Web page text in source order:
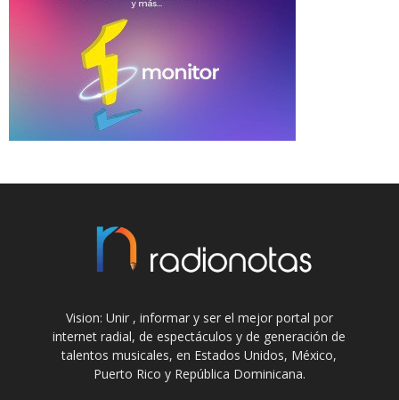
Vision: Unir , informar y ser el mejor portal por
internet radial, de espectáculos y de generación de
talentos musicales, en Estados Unidos, México,
Puerto Rico y República Dominicana.